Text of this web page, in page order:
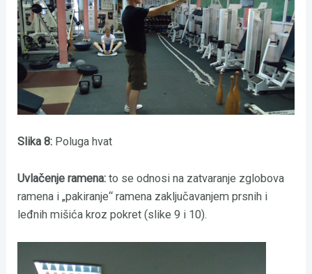
Slika 8: Poluga hvat
Uvlačenje ramena: to se odnosi na zatvaranje zglobova
ramena i „pakiranje“ ramena zaključavanjem prsnih i
leđnih mišića kroz pokret (slike 9 i 10).